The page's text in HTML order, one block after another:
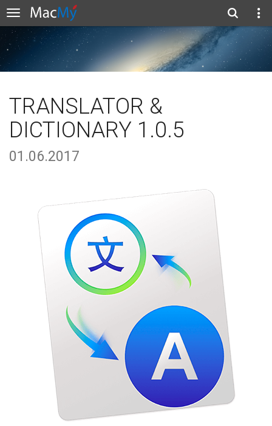
TRANSLATOR &
DICTIONARY 1.0.5
01.06.2017